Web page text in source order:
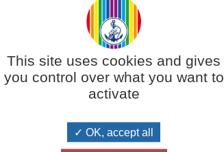
This site uses cookies and gives
you control over what you want to
activate
OK, accept all